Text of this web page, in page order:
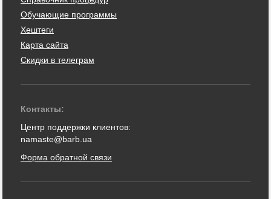
Обучающие программы
Хештеги
Карта сайта
Скидки в телеграм
Контакты:
Центр поддержки клиентов:
namaste@barb.ua
Форма обратной связи